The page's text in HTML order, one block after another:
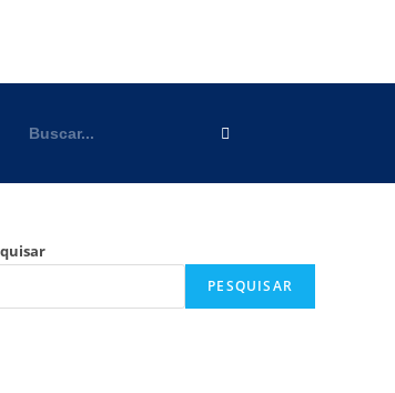
PESQUISAR